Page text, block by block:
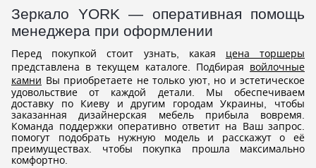
Зеркало YORK — оперативная помощь
менеджера при оформлении
Перед покупкой стоит узнать, какая цена торшеры
представлена в текущем каталоге. Подбирая войлочные
камни Вы приобретаете не только уют, но и эстетическое
удовольствие от каждой детали. Мы обеспечиваем
доставку по Киеву и другим городам Украины, чтобы
заказанная дизайнерская мебель прибыла вовремя.
Команда поддержки оперативно ответит на Ваш запрос.
помогут подобрать нужную модель и расскажут о её
преимуществах. чтобы покупка прошла максимально
комфортно.